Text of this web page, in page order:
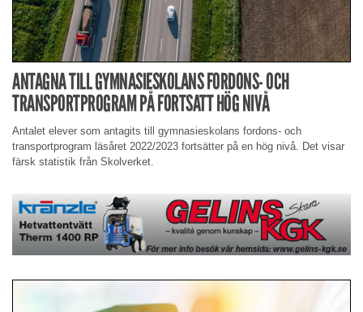
ANTAGNA TILL GYMNASIESKOLANS FORDONS- OCH
TRANSPORTPROGRAM PÅ FORTSATT HÖG NIVÅ
Antalet elever som antagits till gymnasieskolans fordons- och
transportprogram läsåret 2022/2023 fortsätter på en hög nivå. Det visar
färsk statistik från Skolverket.